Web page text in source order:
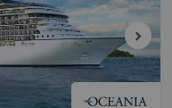
chevron_right